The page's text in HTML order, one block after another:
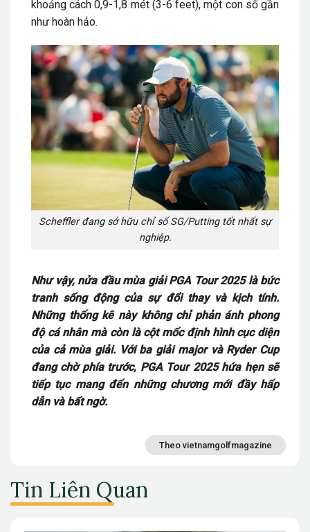
khoảng cách 0,9-1,8 mét (3-6 feet), một con số gần
như hoàn hảo.
Scheffler đang sở hữu chỉ số SG/Putting tốt nhất sự
nghiệp.
Như vậy, nửa đầu mùa giải PGA Tour 2025 là bức
tranh sống động của sự đổi thay và kịch tính.
Những thống kê này không chỉ phản ánh phong
độ cá nhân mà còn là cột mốc định hình cục diện
của cả mùa giải. Với ba giải major và Ryder Cup
đang chờ phía trước, PGA Tour 2025 hứa hẹn sẽ
tiếp tục mang đến những chương mới đầy hấp
dẫn và bất ngờ.
Theo vietnamgolfmagazine
Tin Liên Quan